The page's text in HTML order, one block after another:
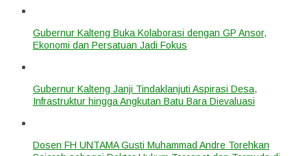
Gubernur Kalteng Buka Kolaborasi dengan GP Ansor,
Ekonomi dan Persatuan Jadi Fokus
Gubernur Kalteng Janji Tindaklanjuti Aspirasi Desa,
Infrastruktur hingga Angkutan Batu Bara Dievaluasi
Dosen FH UNTAMA Gusti Muhammad Andre Torehkan